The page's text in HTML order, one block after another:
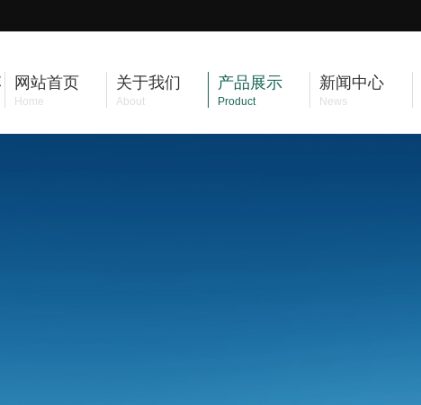
网站首页
Home
关于我们
About
产品展示
Product
新闻中心
News